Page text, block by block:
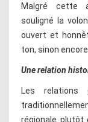
Malgré cette
souligné la
ouvert et
ton, sinon
Une relation
Les
régionale plutôt